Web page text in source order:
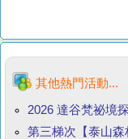
其他熱門活動...
2026 達谷梵祕境
第三梯次【泰山